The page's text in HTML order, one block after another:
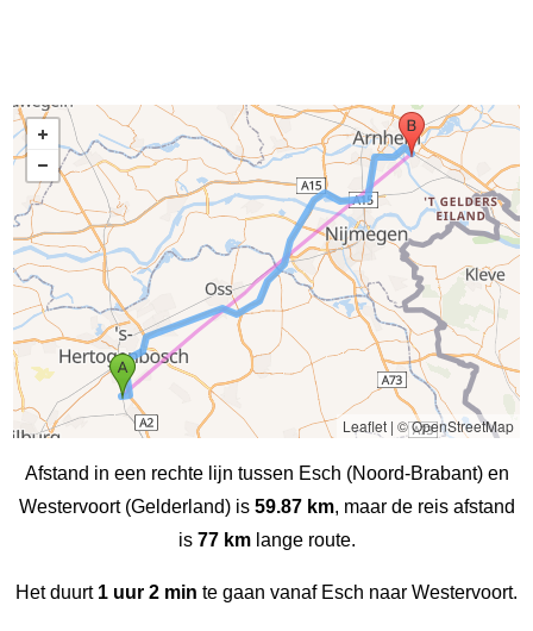
Leaflet| © OpenStreetMap
Afstand in een rechte lijn tussen Esch (Noord-Brabant) en
Westervoort (Gelderland) is 59.87 km, maar de reis afstand
is 77 kmlange route.
Het duurt 1 uur 2 min te gaan vanaf Esch naar Westervoort.